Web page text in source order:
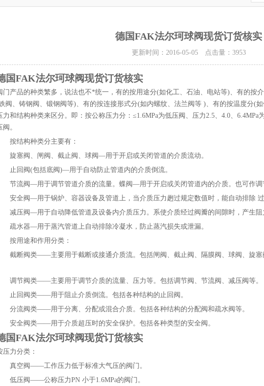
德国FAK法尔珂球阀现货订货核实
更新时间：2016-05-05 点击量： 3953
国FAK法尔珂球阀现货订货核实
门产品的种类繁多，说法也不*统一，有的按用途分(如化工、石油、电站等)、有的按
阀、铸钢阀、锻钢阀等)、有的按连接形式分(如内螺纹、法兰阀等 )、有的按温度分(
力和结构种类来区分。即：按公称压力分：≤1.6MPa为低压阀、压力2.5、4.0、6.4MPa
。
结构种类分主要有：
塞阀、闸阀、截止阀、球阀—用于开启或关闭管道的介质流动。
回阀(包括底阀)—用于自动防止管道内的介质倒流。
流阀—用于调节管道介质的流量。蝶阀—用于开启或关闭管道内的介质。也可作调
全阀—用于锅炉、容器设备及管道上，当介质压力趔过规定数值时，能自动排除 过
压阀—用于自动降低管道及设备内介质压力。系使介质经过阀瓣的间隙时，产生阻
水器—用于蒸汽管道上自动排除冷凝水，防止蒸汽损失或泄漏。
用途和作用分类：
断阀类——主要用于截断或接通介质流。包括闸阀、截止阀、隔膜阀、球阀、旋塞
节阀类——主要用于调节介质的流量、压力等。包括调节阀、节流阀、减压阀等。
回阀类——用于阻止介质倒流。包括各种结构的止回阀。
流阀类——用于分离、分配或混合介质。包括各种结构的分配阀和疏水阀等。
全阀类——用于介质超压时的安全保护。包括各种类型的安全阀。
国FAK法尔珂球阀现货订货核实
压力分类：
空阀——工作压力低于标准大气压的阀门。
压阀——公称压力PN 小于1.6MPa的阀门。